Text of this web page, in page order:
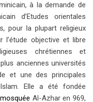
à la demande de
d’Etudes orientales
pour la plupart religieux
l’étude objective et libre
chrétiennes et
anciennes universités
et une des principales
Elle a été fondée
mosquée Al-Azhar en 969,